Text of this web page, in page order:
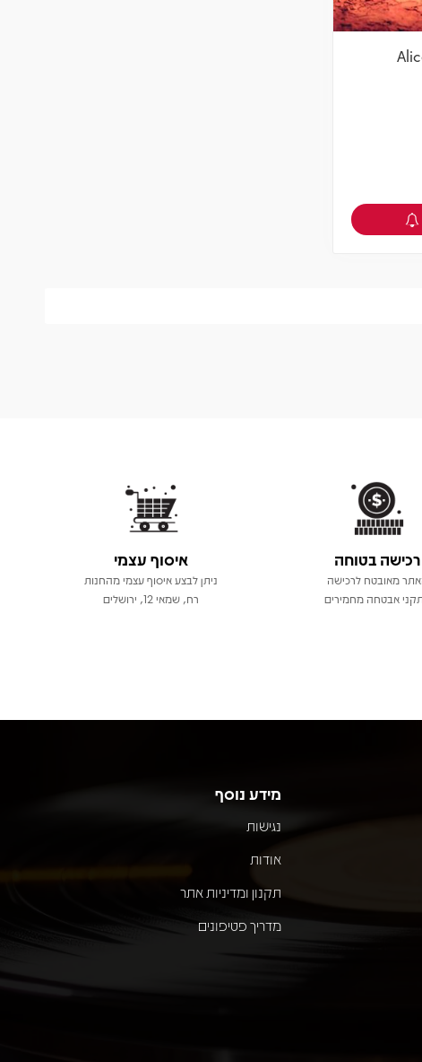
רכישה בטוחה
מאובטח לרכישה
אבטחה מחמירים
איסוף עצמי
ניתן לבצע איסוף עצמי מהחנות
רח, שמאי 12, ירושלים
מידע נוסף
נגישות
אודות
תקנון ומדיניות אתר
מדריך פטיפונים